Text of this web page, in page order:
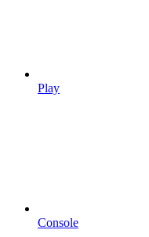
Play
Console